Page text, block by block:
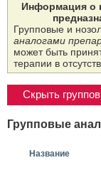
Информация о
Групповые и
аналогами
может быть
терапии в
Скрыть
Групповые
Название